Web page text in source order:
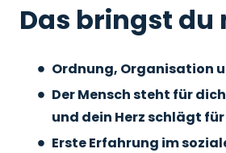
Das bringst du
Ordnung, Organisation
Der Mensch steht für
und dein Herz schlägt
Erste Erfahrung im